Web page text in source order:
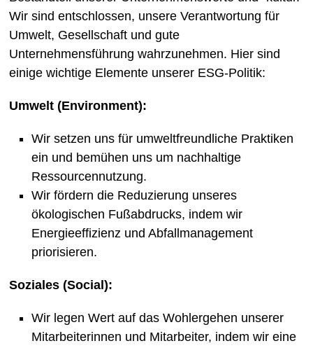
Wir sind entschlossen, unsere Verantwortung für
Umwelt, Gesellschaft und gute
Unternehmensführung wahrzunehmen. Hier sind
einige wichtige Elemente unserer ESG-Politik:
Umwelt (Environment):
Wir setzen uns für umweltfreundliche Praktiken
ein und bemühen uns um nachhaltige
Ressourcennutzung.
Wir fördern die Reduzierung unseres
ökologischen Fußabdrucks, indem wir
Energieeffizienz und Abfallmanagement
priorisieren.
Soziales (Social):
Wir legen Wert auf das Wohlergehen unserer
Mitarbeiterinnen und Mitarbeiter, indem wir eine